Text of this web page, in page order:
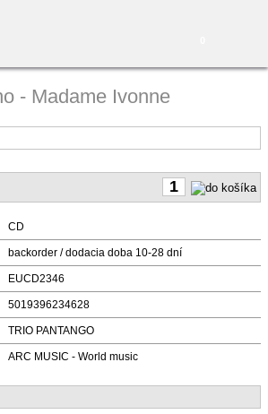
- Madame Ivonne
CD
backorder / dodacia doba 10-28 dní
EUCD2346
5019396234628
TRIO PANTANGO
ARC MUSIC - World music